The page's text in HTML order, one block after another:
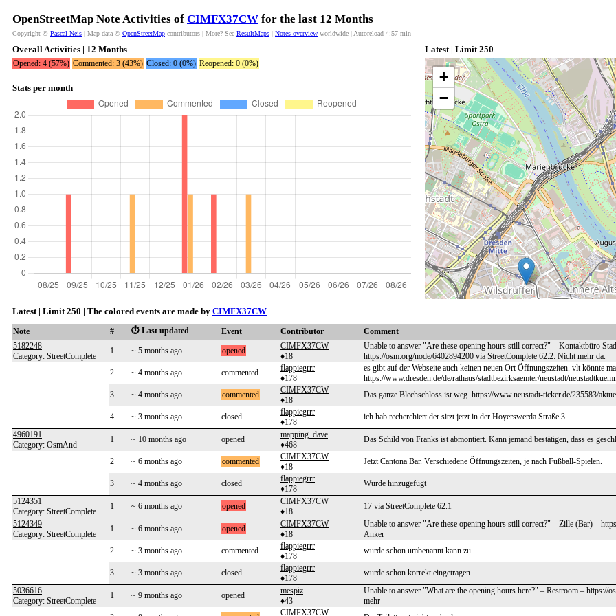
OpenStreetMap Note Activities of CIMFX37CW for the last 12 Months
Copyright © Pascal Neis | Map data © OpenStreetMap contributors | More? See ResultMaps | Notes overview worldwide | Autoreload 4:57 min
Overall Activities | 12 Months
Opened: 4 (57%) Commented: 3 (43%) Closed: 0 (0%) Reopened: 0 (0%)
Stats per month
Latest | Limit 250
+
−
Latest | Limit 250 | The colored events are made by CIMFX37CW
Note # ⏱️ Last updated Event Contributor
Comment
5182248
Category: StreetComplete
1 ~ 5 months ago opened
CIMFX37CW
♦18
Unable to answer "Are these opening hours still correct?" – Kontaktbüro
https://osm.org/node/6402894200 via StreetComplete 62.2: Nicht mehr da.
2
~ 4 months ago commented
flappiegrrr
♦178
es gibt auf der Webseite auch keinen neuen Ort Öffnungszeiten. vlt könnte
https://www.dresden.de/de/rathaus/stadtbezirksaemter/neustadt/
3
~ 4 months ago commented
CIMFX37CW
♦18
Das ganze Blechschloss ist weg. https://www.neustadt-ticker.de/235583/
4 ~ 3 months ago closed
flappiegrrr
♦178
ich hab recherchiert der sitzt jetzt in der Hoyerswerda Straße 3
4960191
Category: OsmAnd
1 ~ 10 months ago opened
mapping_dave
♦468
Das Schild von Franks ist abmontiert. Kann jemand bestätigen, dass es
2 ~ 6 months ago commented
CIMFX37CW
♦18
Jetzt Cantona Bar. Verschiedene Öffnungszeiten, je nach Fußball-Spielen.
3 ~ 4 months ago closed
flappiegrrr
♦178
Wurde hinzugefügt
5124351
Category: StreetComplete
1 ~ 6 months ago opened
CIMFX37CW
♦18
17 via StreetComplete 62.1
5124349
Category: StreetComplete
1 ~ 6 months ago opened
CIMFX37CW
♦18
Unable to answer "Are these opening hours still correct?" – Zille (Bar) –
Anker
2
~ 3 months ago commented
flappiegrrr
♦178
wurde schon umbenannt kann zu
3 ~ 3 months ago closed
flappiegrrr
♦178
wurde schon korrekt eingetragen
5036616
Category: StreetComplete
1 ~ 9 months ago opened
mespiz
♦43
Unable to answer "What are the opening hours here?" – Restroom – https://
mehr
CIMFX37CW